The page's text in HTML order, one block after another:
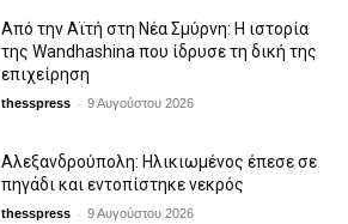
Από την Αϊτή στη Νέα Σμύρνη: Η ιστορία
της Wandhashina που ίδρυσε τη δική της
επιχείρηση
thesspress - 9 Αυγούστου 2026
Αλεξανδρούπολη: Ηλικιωμένος έπεσε σε
πηγάδι και εντοπίστηκε νεκρός
thesspress - 9 Αυγούστου 2026